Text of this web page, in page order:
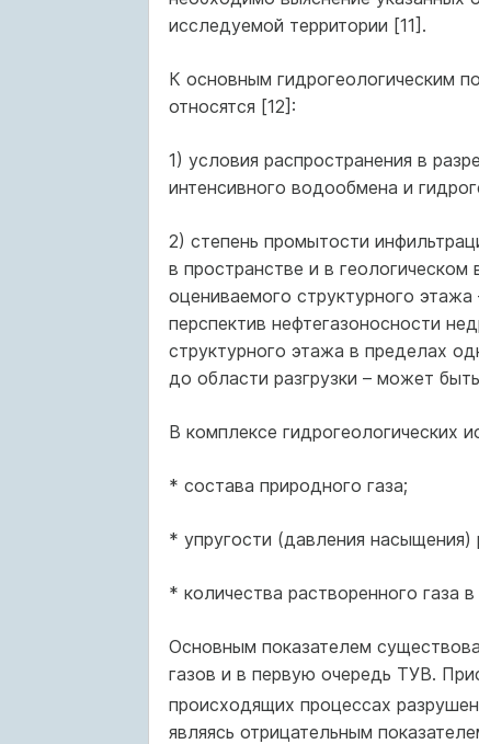
исследуемой территории [11].
К основным гидрогеологическим
относятся [12]:
1) условия распространения в
интенсивного водообмена и
2) степень промытости
в пространстве и в
оцениваемого структурного
перспектив нефтегазоносности
структурного этажа в пределах
до области разгрузки – может
В комплексе гидрогеологических
* состава природного газа;
* упругости (давления насыщения)
* количества растворенного газа
Основным показателем
газов и в первую очередь ТУВ.
происходящих процессах
являясь отрицательным